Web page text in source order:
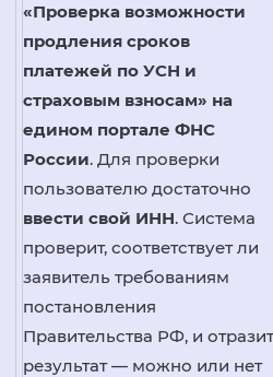
«Проверка возможности
продления сроков
платежей по УСН и
страховым взносам» на
едином портале ФНС
России. Для проверки
пользователю достаточно
ввести свой ИНН. Система
проверит, соответствует ли
заявитель требованиям
постановления
Правительства РФ, и отразит
результат — можно или нет